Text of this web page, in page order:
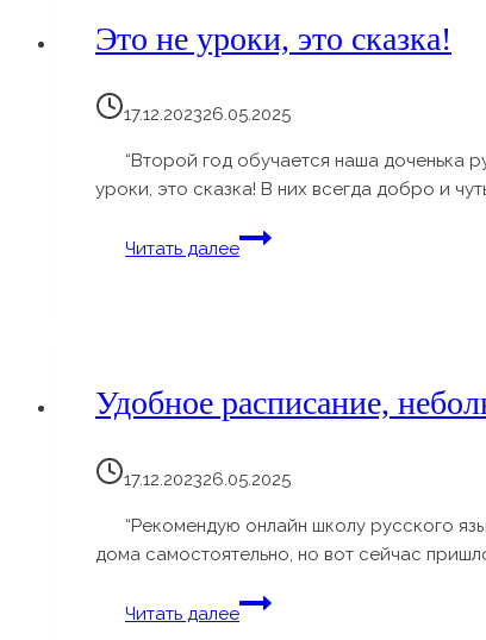
Это не уроки, это сказка!
17.12.202326.05.2025
“Второй год обучается наша доченька
уроки, это сказка! В них всегда добро и
Читать далее
Это
не
Удобное расписание,
17.12.202326.05.2025
“Рекомендую онлайн школу русского
дома самостоятельно, но вот сейчас
Читать далее
Удобное
расписание,